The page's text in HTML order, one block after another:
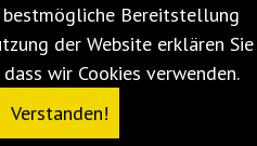
Bereitstellung
der Website erklären Sie
wir Cookies verwenden.
Verstanden!